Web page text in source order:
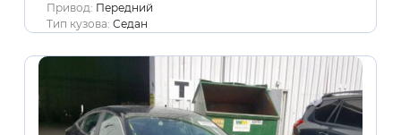
Привод: Передний
Тип кузова: Седан